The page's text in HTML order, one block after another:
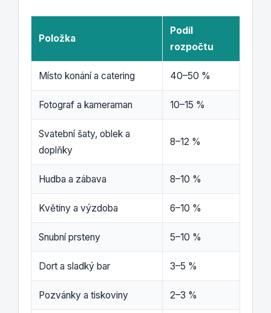
Položka
Podíl
rozpočtu
Místo konání a catering 40–50 %
Fotograf a kameraman 10–15 %
Svatební šaty, oblek a
doplňky
8–12 %
Hudba a zábava 8–10 %
Květiny a výzdoba 6–10 %
Snubní prsteny 5–10 %
Dort a sladký bar 3–5 %
Pozvánky a tiskoviny 2–3 %